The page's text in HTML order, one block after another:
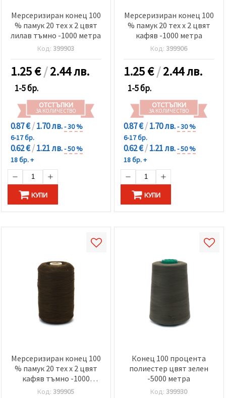
Мерсеризиран конец 100
% памук 20 тех x 2 цвят
лилав тъмно -1000 метра
Код:399903
1.25€/2.44 лв.
1-5 бр.
ОТСТЪПКИ
ЗА КОЛИЧЕСТВО
0.87 €/1.70 лв.- 30 %
6-17 бр.
0.62 €/1.21 лв.- 50 %
18 бр. +
КУПИ
Мерсеризиран конец 100
% памук 20 тех x 2 цвят
кафяв -1000 метра
Код:399906
1.25€/2.44 лв.
1-5 бр.
ОТСТЪПКИ
ЗА КОЛИЧЕСТВО
0.87 €/1.70 лв.- 30 %
6-17 бр.
0.62 €/1.21 лв.- 50 %
18 бр. +
КУПИ
Мерсеризиран конец 100
% памук 20 тех x 2 цвят
кафяв тъмно -1000
метра
Код:399905
Конец 100 процента
полиестер цвят зелен
-5000 метра
Код:399930